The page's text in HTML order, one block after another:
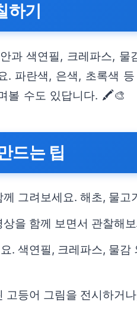
하기
과 색연필, 크레파스,
. 파란색, 은색, 초록색
볼 수도 있답니다. 🖍️🎨
드는 팁
그려보세요. 해초, 물
을 함께 보면서 관찰해
. 색연필, 크레파스, 물
등어 그림을 전시하거